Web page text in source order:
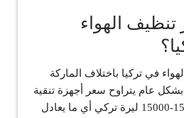
الهواء
في تركيا باختلاف الماركة
عام يتراوح سعر أجهزة تنقية
الهواء في تركيا ما بين 1500-15000 ليرة تركي أي ما يعادل